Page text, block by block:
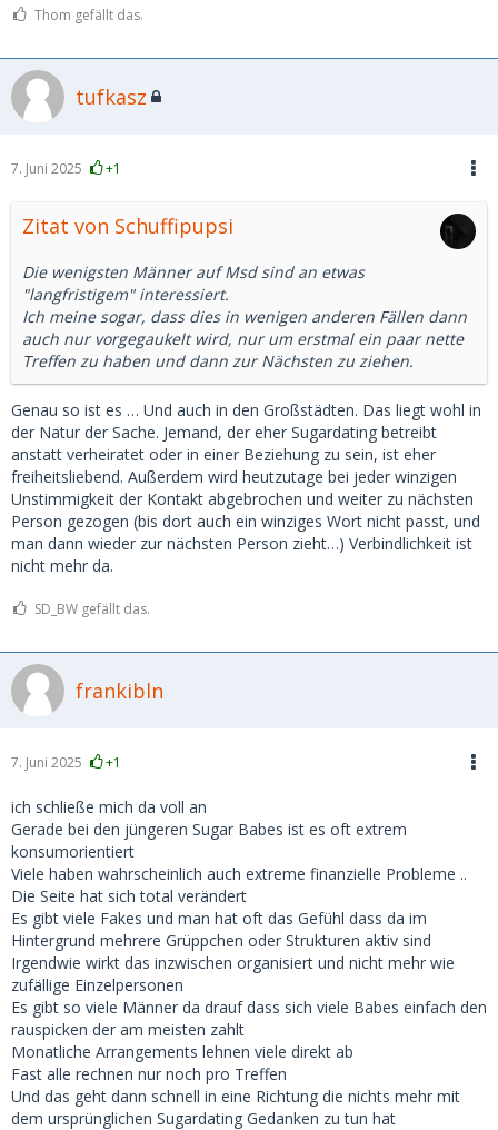
Thom gefällt das.
tufkasz
7. Juni 2025 +1
Zitat von Schuffipupsi
Die wenigsten Männer auf Msd sind an etwas
"langfristigem" interessiert.
Ich meine sogar, dass dies in wenigen anderen Fällen dann
auch nur vorgegaukelt wird, nur um erstmal ein paar nette
Treffen zu haben und dann zur Nächsten zu ziehen.
Genau so ist es … Und auch in den Großstädten. Das liegt wohl in
der Natur der Sache. Jemand, der eher Sugardating betreibt
anstatt verheiratet oder in einer Beziehung zu sein, ist eher
freiheitsliebend. Außerdem wird heutzutage bei jeder winzigen
Unstimmigkeit der Kontakt abgebrochen und weiter zu nächsten
Person gezogen (bis dort auch ein winziges Wort nicht passt, und
man dann wieder zur nächsten Person zieht…) Verbindlichkeit ist
nicht mehr da.
SD_BW gefällt das.
frankibln
7. Juni 2025 +1
ich schließe mich da voll an
Gerade bei den jüngeren Sugar Babes ist es oft extrem
konsumorientiert
Viele haben wahrscheinlich auch extreme finanzielle Probleme ..
Die Seite hat sich total verändert
Es gibt viele Fakes und man hat oft das Gefühl dass da im
Hintergrund mehrere Grüppchen oder Strukturen aktiv sind
Irgendwie wirkt das inzwischen organisiert und nicht mehr wie
zufällige Einzelpersonen
Es gibt so viele Männer da drauf dass sich viele Babes einfach den
rauspicken der am meisten zahlt
Monatliche Arrangements lehnen viele direkt ab
Fast alle rechnen nur noch pro Treffen
Und das geht dann schnell in eine Richtung die nichts mehr mit
dem ursprünglichen Sugardating Gedanken zu tun hat